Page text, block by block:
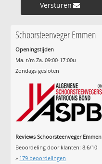
Versturen »
Schoorsteenveger Emmen
Openingstijden
Ma. t/m Za. 09:00-17:00u
Zondags gesloten
Reviews Schoorsteenveger Emmen
Beoordeling door klanten:8.6/10
» 179 beoordelingen